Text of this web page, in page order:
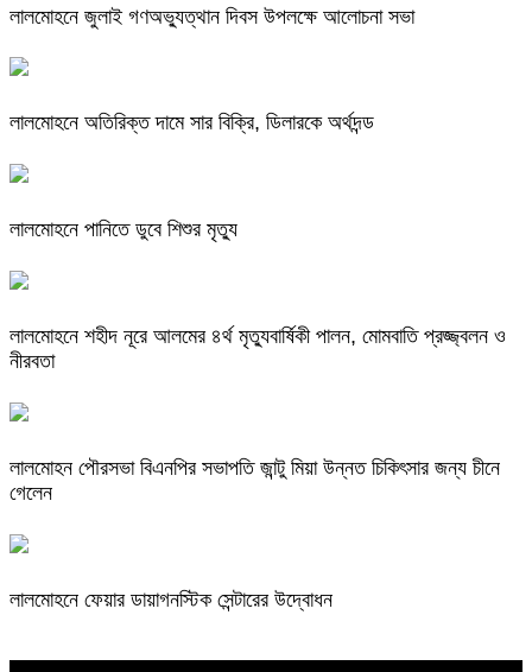
লালমোহনে জুলাই গণঅভ্যুত্থান দিবস উপলক্ষে আলোচনা সভা
লালমোহনে অতিরিক্ত দামে সার বিক্রি, ডিলারকে অর্থদন্ড
লালমোহনে পানিতে ডুবে শিশুর মৃত্যু
লালমোহনে শহীদ নূরে আলমের ৪র্থ মৃত্যুবার্ষিকী পালন, মোমবাতি প্রজ্জ্বলন ও
নীরবতা
লালমোহন পৌরসভা বিএনপির সভাপতি জান্টু মিয়া উন্নত চিকিৎসার জন্য চীনে
গেলেন
লালমোহনে ফেয়ার ডায়াগনস্টিক সেন্টারের উদ্বোধন